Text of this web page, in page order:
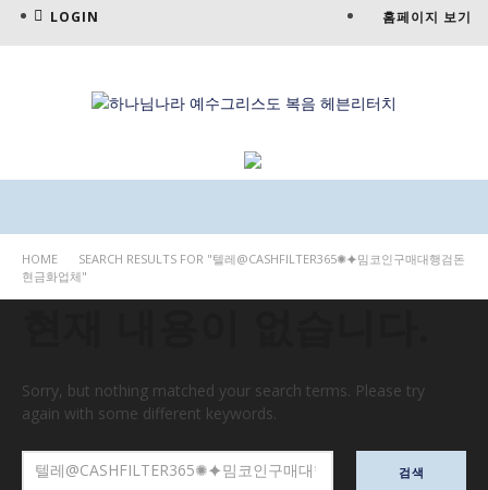
LOGIN 홈페이지 보기
HOME
SEARCH RESULTS FOR "텔레@CASHFILTER365✺⯌밈코인구매대행검돈
현금화업체"
Sorry, but nothing matched your search terms. Please try
again with some different keywords.